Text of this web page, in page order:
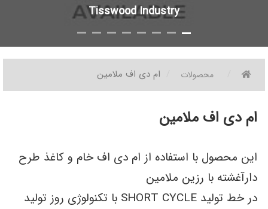
Tisswood Industry
محصولات ام دی اف ملامین
ام دی اف ملامین
این محصول با استفاده از ام دی اف خام و کاغذ طرح
دارآغشته با رزین ملامین
در خط تولید SHORT CYCLE با تکنولوژی روز تولید